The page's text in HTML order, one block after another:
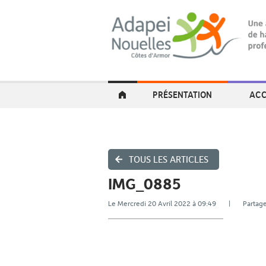
PRÉSENTATION
TOUS LES ARTICLES
IMG_0885
Le Mercredi 20 Avril 2022 à 09:49 |